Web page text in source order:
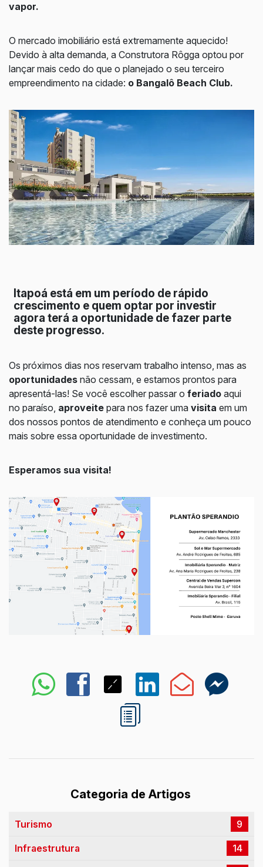
vapor.
O mercado imobiliário está extremamente aquecido!
Devido à alta demanda, a Construtora Rôgga optou por
lançar mais cedo do que o planejado o seu terceiro
empreendimento na cidade: o Bangalô Beach Club.
Itapoá está em um período de rápido
crescimento e quem optar por investir
agora terá a oportunidade de fazer parte
deste progresso.
Os próximos dias nos reservam trabalho intenso, mas as
oportunidades não cessam, e estamos prontos para
apresentá-las! Se você escolher passar o feriado aqui
no paraíso, aproveite para nos fazer uma visita em um
dos nossos pontos de atendimento e conheça um pouco
mais sobre essa oportunidade de investimento.
Esperamos sua visita!
Categoria de Artigos
Turismo 9
Infraestrutura 14